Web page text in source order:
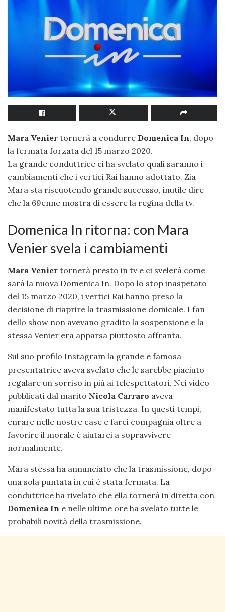
Mara Venier tornerà a condurre Domenica In, dopo
la fermata forzata del 15 marzo 2020.
La grande conduttrice ci ha svelato quali saranno i
cambiamenti che i vertici Rai hanno adottato. Zia
Mara sta riscuotendo grande successo, inutile dire
che la 69enne mostra di essere la regina della tv.
Domenica In ritorna: con Mara
Venier svela i cambiamenti
Mara Venier tornerà presto in tv e ci svelerà come
sarà la nuova Domenica In. Dopo lo stop inaspetato
del 15 marzo 2020, i vertici Rai hanno preso la
decisione di riaprire la trasmissione domicale. I fan
dello show non avevano gradito la sospensione e la
stessa Venier era apparsa piuttosto affranta.
Sul suo profilo Instagram la grande e famosa
presentatrice aveva svelato che le sarebbe piaciuto
regalare un sorriso in più ai telespettatori. Nei video
pubblicati dal marito Nicola Carraro aveva
manifestato tutta la sua tristezza. In questi tempi,
enrare nelle nostre case e farci compagnia oltre a
favorire il morale è aiutarci a sopravvivere
normalmente.
Mara stessa ha annunciato che la trasmissione, dopo
una sola puntata in cui è stata fermata. La
conduttrice ha rivelato che ella tornerà in diretta con
Domenica In e nelle ultime ore ha svelato tutte le
probabili novità della trasmissione.